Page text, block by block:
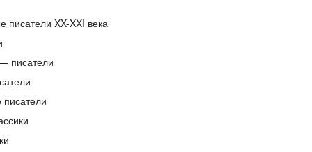
писатели XX-XXI века
писатели
писатели